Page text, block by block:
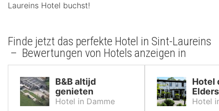
Laureins Hotel buchst!
Finde jetzt das perfekte Hotel in Sint-Laureins
– Bewertungen von Hotels anzeigen in
B&B altijd
genieten
Hotel in Damme
Hotel
Hotel